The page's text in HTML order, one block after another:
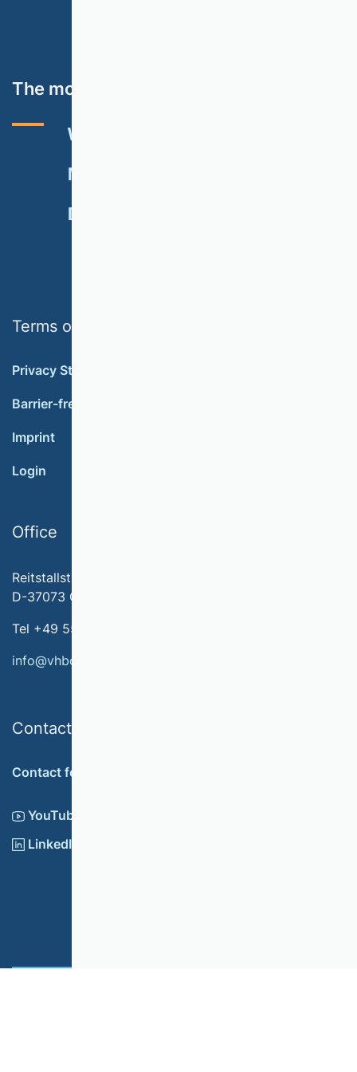
The most important topics
VHB RATING 2024
NEWSLETTER
DONATE
Terms of use
Privacy Statement
Barrier-free accessibility
Imprint
Login
Office
Reitstallstr. 7
D-37073 Göttingen
Tel +49 551 79778-566
info@vhbonline.org
Contact
Contact form
YouTube
LinkedIn